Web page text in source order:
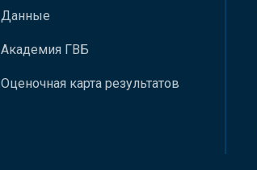
Данные
Академия ГВБ
Оценочная карта результатов